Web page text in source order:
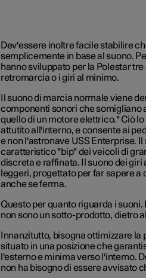
Dev'essere inoltre facile stabilire
semplicemente in base al suono.
hanno sviluppato per la Polestar
retromarcia o i giri al minimo.
Il suono di marcia normale viene
componenti sonori che somigliano
quello di un motore elettrico." Ciò
attutito all'interno, e consente ai
e non l'astronave USS Enterprise.
caratteristico "bip" dei veicoli di
discreta e raffinata. Il suono dei giri
leggeri, progettato per far sapere a
anche se ferma.
Questo per quanto riguarda i
non sono un sotto-prodotto, dietro
Innanzitutto, bisogna ottimizzare
situato in una posizione che
l'esterno e minima verso l'interno.
non ha bisogno di essere avvisato